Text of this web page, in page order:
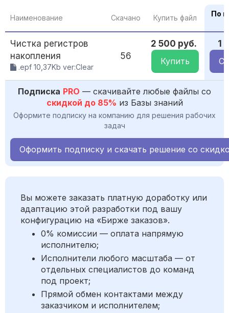
Наименование Скачано Купить файл
По
Чистка регистров
накопления
.epf 10,37Kb ver:Clear
56
2 500 руб.
Купить
1
Подписка PRO — скачивайте любые файлы со
скидкой до 85% из Базы знаний
Оформите подписку на компанию для решения рабочих
задач
Оформить подписку и скачать решение со
Вы можете заказать платную доработку или
адаптацию этой разработки под вашу
конфигурацию на «Бирже заказов».
0% комиссии — оплата напрямую
исполнителю;
Исполнители любого масштаба — от
отдельных специалистов до команд
под проект;
Прямой обмен контактами между
заказчиком и исполнителем;